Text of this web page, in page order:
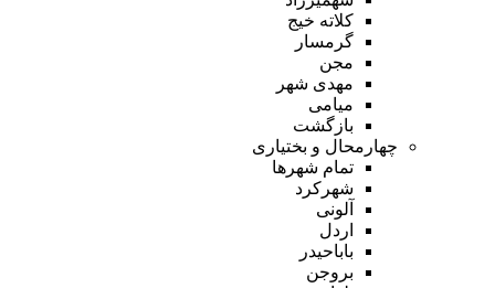
کلاته خیج
گرمسار
مجن
مهدی شهر
میامی
بازگشت
چهارمحال و بختیاری
تمام شهر‌ها
شهرکرد
آلونی
اردل
باباحیدر
بروجن